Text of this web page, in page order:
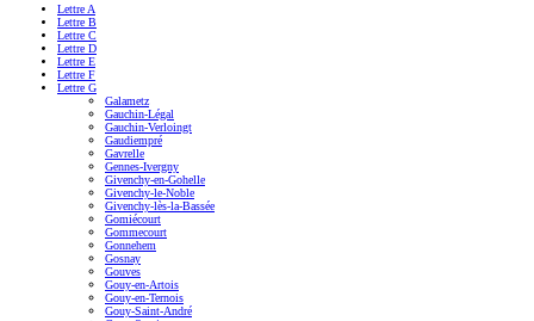
Lettre A
Lettre B
Lettre C
Lettre D
Lettre E
Lettre F
Lettre G
Galametz
Gauchin-Légal
Gauchin-Verloingt
Gaudiempré
Gavrelle
Gennes-Ivergny
Givenchy-en-Gohelle
Givenchy-le-Noble
Givenchy-lès-la-Bassée
Gomiécourt
Gommecourt
Gonnehem
Gosnay
Gouves
Gouy-en-Artois
Gouy-en-Ternois
Gouy-Saint-André